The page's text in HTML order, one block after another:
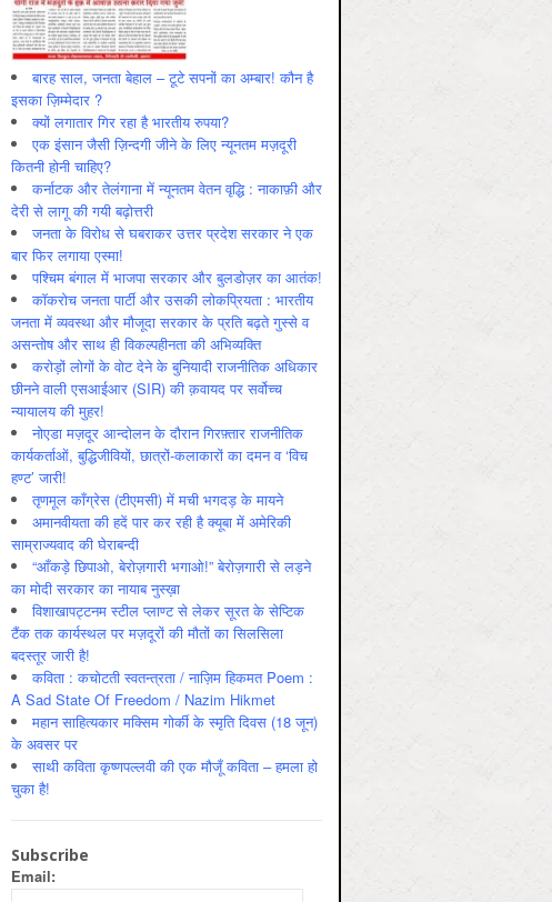
बारह साल, जनता बेहाल – टूटे सपनों का अम्बार! कौन है
इसका ज़िम्मेदार ?
क्यों लगातार गिर रहा है भारतीय रुपया?
एक इंसान जैसी ज़िन्दगी जीने के लिए न्यूनतम मज़दूरी
कितनी होनी चाहिए?
कर्नाटक और तेलंगाना में न्यूनतम वेतन वृद्धि : नाकाफ़ी और
देरी से लागू की गयी बढ़ोत्तरी
जनता के विरोध से घबराकर उत्तर प्रदेश सरकार ने एक
बार फिर लगाया एस्मा!
पश्चिम बंगाल में भाजपा सरकार और बुलडोज़र का आतंक!
कॉकरोच जनता पार्टी और उसकी लोकप्रियता : भारतीय
जनता में व्‍यवस्‍था और मौजूदा सरकार के प्रति बढ़ते गुस्‍से व
असन्‍तोष और साथ ही विकल्‍पहीनता की अभिव्‍यक्ति
करोड़ों लोगों के वोट देने के बुनियादी राजनीतिक अधिकार
छीनने वाली एसआईआर (SIR) की क़वायद पर सर्वोच्च
न्यायालय की मुहर!
नोएडा मज़दूर आन्दोलन के दौरान गिरफ़्तार राजनीतिक
कार्यकर्ताओं, बुद्धिजीवियों, छात्रों-कलाकारों का दमन व ‘विच
हण्ट’ जारी!
तृणमूल काँग्रेस (टीएमसी) में मची भगदड़ के मायने
अमानवीयता की हदें पार कर रही है क्यूबा में अमेरिकी
साम्राज्यवाद की घेराबन्दी
“आँकड़े छिपाओ, बेरोज़गारी भगाओ!” बेरोज़गारी से लड़ने
का मोदी सरकार का नायाब नुस्ख़ा
विशाखापट्टनम स्टील प्लाण्ट से लेकर सूरत के सेप्टिक
टैंक तक कार्यस्थल पर मज़दूरों की मौतों का सिलसिला
बदस्तूर जारी है!
कविता : कचोटती स्वतन्त्रता / नाज़िम हिकमत Poem :
A Sad State Of Freedom / Nazim Hikmet
महान साहित्यकार मक्सिम गोर्की के स्मृति दिवस (18 जून)
के अवसर पर
साथी कविता कृष्णपल्लवी की एक मौजूँ कविता – हमला हो
चुका है!
Subscribe
Email: